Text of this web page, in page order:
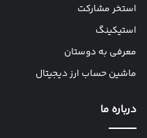
استخر مشارکت
استیکینگ
معرفی به دوستان
ماشین حساب ارز دیجیتال
درباره ما